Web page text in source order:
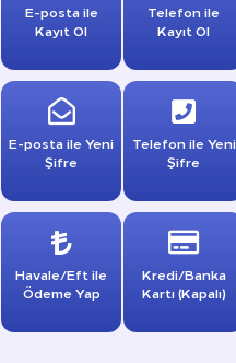
E-posta ile
Kayıt Ol
Telefon ile
Kayıt Ol
E-posta ile Yeni
Şifre
Telefon ile Yeni
Şifre
Havale/Eft ile
Ödeme Yap
Kredi/Banka
Kartı (Kapalı)